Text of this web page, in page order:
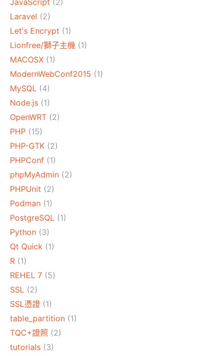
JavaScript (2)
Laravel (2)
Let's Encrypt (1)
Lionfree/獅子主機 (1)
MACOSX (1)
ModernWebConf2015 (1)
MySQL (4)
Node.js (1)
OpenWRT (2)
PHP (15)
PHP-GTK (2)
PHPConf (1)
phpMyAdmin (2)
PHPUnit (2)
Podman (1)
PostgreSQL (1)
Python (3)
Qt Quick (1)
R (1)
REHEL 7 (5)
SSL (2)
SSL憑證 (1)
table_partition (1)
TQC+證照 (2)
tutorials (3)